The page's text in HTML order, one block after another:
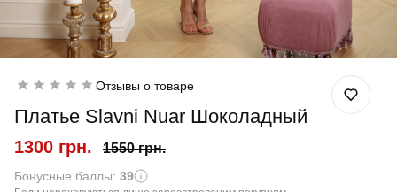
Отзывы о товаре
Платье Slavni Nuar Шоколадный
1300 грн. 1550 грн.
Бонусные баллы: 39